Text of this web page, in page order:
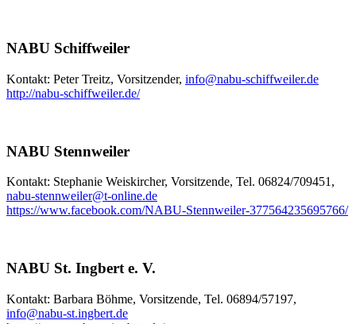
NABU Schiffweiler
Kontakt: Peter Treitz, Vorsitzender, info@nabu-schiffweiler.de
http://nabu-schiffweiler.de/
NABU Stennweiler
Kontakt: Stephanie Weiskircher, Vorsitzende, Tel. 06824/709451,
nabu-stennweiler@t-online.de
https://www.facebook.com/NABU-Stennweiler-377564235695766/
NABU St. Ingbert e. V.
Kontakt: Barbara Böhme, Vorsitzende, Tel. 06894/57197,
info@nabu-st.ingbert.de